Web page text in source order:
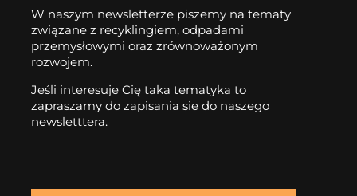
W naszym newsletterze piszemy na tematy
związane z recyklingiem, odpadami
przemysłowymi oraz zrównoważonym
rozwojem.
Jeśli interesuje Cię taka tematyka to
zapraszamy do zapisania sie do naszego
newsletttera.